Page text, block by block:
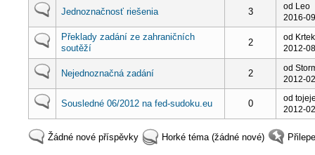
Jednoznačnosť riešenia 3
od Leo
2016-
Překlady zadání ze zahraničních
soutěží
2
od
2012-
Nejednoznačná zadání 2
od
2012-
Sousledné 06/2012 na fed-sudoku.eu 0
od
2012-
Žádné nové příspěvky Horké téma (žádné nové)